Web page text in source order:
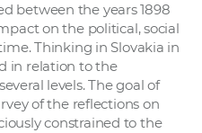
between the years 1898
on the political, social
Thinking in Slovakia in
in relation to the
levels. The goal of
of the reflections on
constrained to the